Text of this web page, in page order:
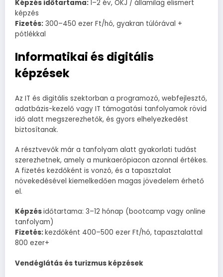
Képzés időtartama: 1–2 év, OKJ / államilag elismert
képzés
Fizetés: 300–450 ezer Ft/hó, gyakran túlórával +
pótlékkal
Informatikai és digitális
képzések
Az IT és digitális szektorban a programozó, webfejlesztő,
adatbázis-kezelő vagy IT támogatási tanfolyamok rövid
idő alatt megszerezhetők, és gyors elhelyezkedést
biztosítanak.
A résztvevők már a tanfolyam alatt gyakorlati tudást
szerezhetnek, amely a munkaerőpiacon azonnal értékes.
A fizetés kezdőként is vonzó, és a tapasztalat
növekedésével kiemelkedően magas jövedelem érhető
el.
Képzésidőtartama: 3–12 hónap (bootcamp vagy online
tanfolyam)
Fizetés:kezdőként 400–500 ezer Ft/hó, tapasztalattal
800 ezer+
Vendéglátás és turizmus képzések